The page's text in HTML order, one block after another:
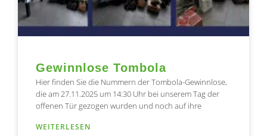
Gewinnlose Tombola
Hier finden Sie die Nummern der Tombola-Gewinnlose,
die am 27.11.2025 um 14:30 Uhr bei unserem Tag der
offenen Tür gezogen wurden und noch auf ihre
WEITERLESEN